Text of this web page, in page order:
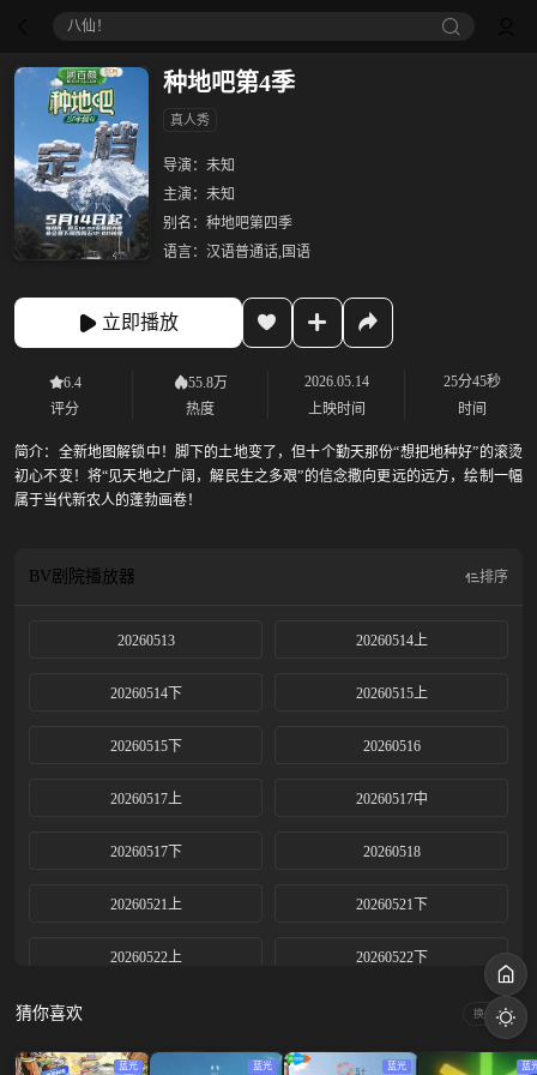
八仙！
种地吧第4季
真人秀
导演： 未知
主演： 未知
别名： 种地吧第四季
语言： 汉语普通话,国语
立即播放
6.4
评分
55.8万
热度
2026.05.14
上映时间
25分45秒
时间
简介： 全新地图解锁中！脚下的土地变了，但十个勤天那份“想把地种好”的滚烫
初心不变！将“见天地之广阔，解民生之多艰”的信念撒向更远的远方，绘制一幅
属于当代新农人的蓬勃画卷！
BV剧院播放器 排序
20260513 20260514上
20260514下 20260515上
20260515下 20260516
20260517上 20260517中
20260517下 20260518
20260521上 20260521下
20260522上 20260522下
20260528下 20260529上
猜你喜欢 换一换
蓝光 蓝光 蓝光 蓝